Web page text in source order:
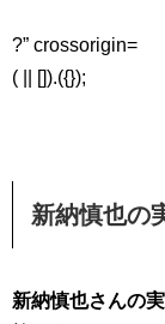
?” crossorigin=
( || []).({});
新納慎也の
新納慎也さんの